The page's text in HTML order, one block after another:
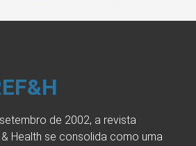
de 2002, a revista
Health se consolida como uma